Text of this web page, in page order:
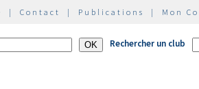
| Contact | Publications | Mon
Rechercher un club